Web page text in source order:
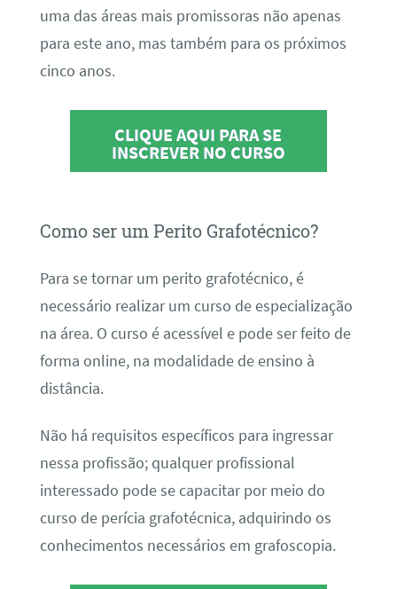
uma das áreas mais promissoras não apenas
para este ano, mas também para os próximos
cinco anos.
CLIQUE AQUI PARA SE
INSCREVER NO CURSO
Como ser um Perito Grafotécnico?
Para se tornar um perito grafotécnico, é
necessário realizar um curso de especialização
na área. O curso é acessível e pode ser feito de
forma online, na modalidade de ensino à
distância.
Não há requisitos específicos para ingressar
nessa profissão; qualquer profissional
interessado pode se capacitar por meio do
curso de perícia grafotécnica, adquirindo os
conhecimentos necessários em grafoscopia.